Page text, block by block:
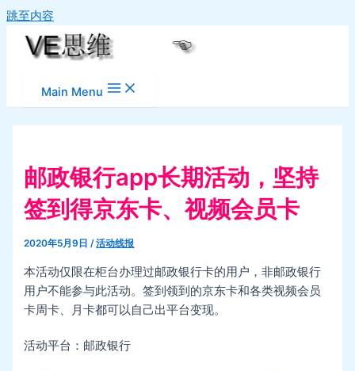
跳至内容
Main Menu
邮政银行app长期活动，坚持
签到得京东卡、视频会员卡
2020年5月9日/活动线报
本活动仅限在柜台办理过邮政银行卡的用户，非邮政银行
用户不能参与此活动。签到领到的京东卡和各类视频会员
卡周卡、月卡都可以自己出平台变现。
活动平台：邮政银行